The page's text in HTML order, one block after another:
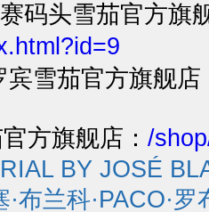
码头雪茄官方旗
雪茄官方旗舰店
方旗舰店： /
BY JOSÉ
布兰科·PACO·